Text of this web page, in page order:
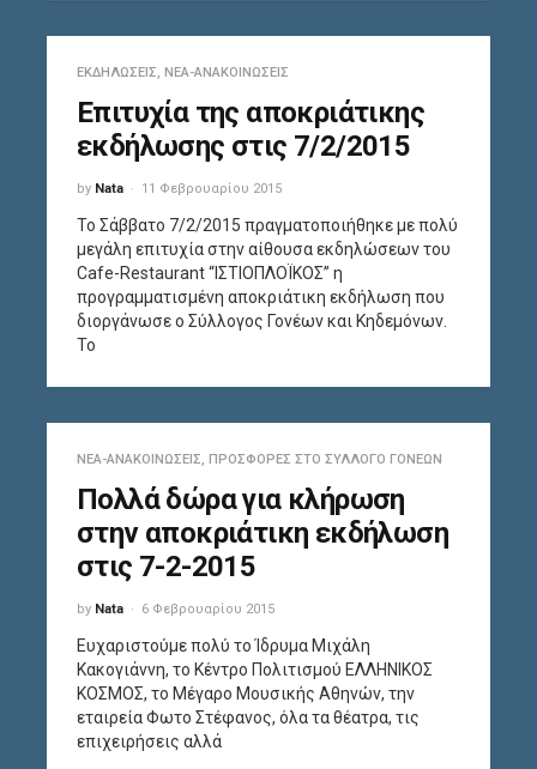
ΕΚΔΗΛΏΣΕΙΣ, ΝΈΑ-ΑΝΑΚΟΙΝΏΣΕΙΣ
Επιτυχία της αποκριάτικης
εκδήλωσης στις 7/2/2015
by Nata 11 Φεβρουαρίου 2015
Το Σάββατο 7/2/2015 πραγματοποιήθηκε με πολύ
μεγάλη επιτυχία στην αίθουσα εκδηλώσεων του
Cafe-Restaurant “ΙΣΤΙΟΠΛΟΪΚΟΣ” η
προγραμματισμένη αποκριάτικη εκδήλωση που
διοργάνωσε ο Σύλλογος Γονέων και Κηδεμόνων.
Το
ΝΈΑ-ΑΝΑΚΟΙΝΏΣΕΙΣ, ΠΡΟΣΦΟΡΈΣ ΣΤΟ ΣΎΛΛΟΓΟ ΓΟΝΈΩΝ
Πολλά δώρα για κλήρωση
στην αποκριάτικη εκδήλωση
στις 7-2-2015
by Nata 6 Φεβρουαρίου 2015
Ευχαριστούμε πολύ το Ίδρυμα Μιχάλη
Κακογιάννη, το Κέντρο Πολιτισμού ΕΛΛΗΝΙΚΟΣ
ΚΟΣΜΟΣ, το Μέγαρο Μουσικής Αθηνών, την
εταιρεία Φωτο Στέφανος, όλα τα θέατρα, τις
επιχειρήσεις αλλά